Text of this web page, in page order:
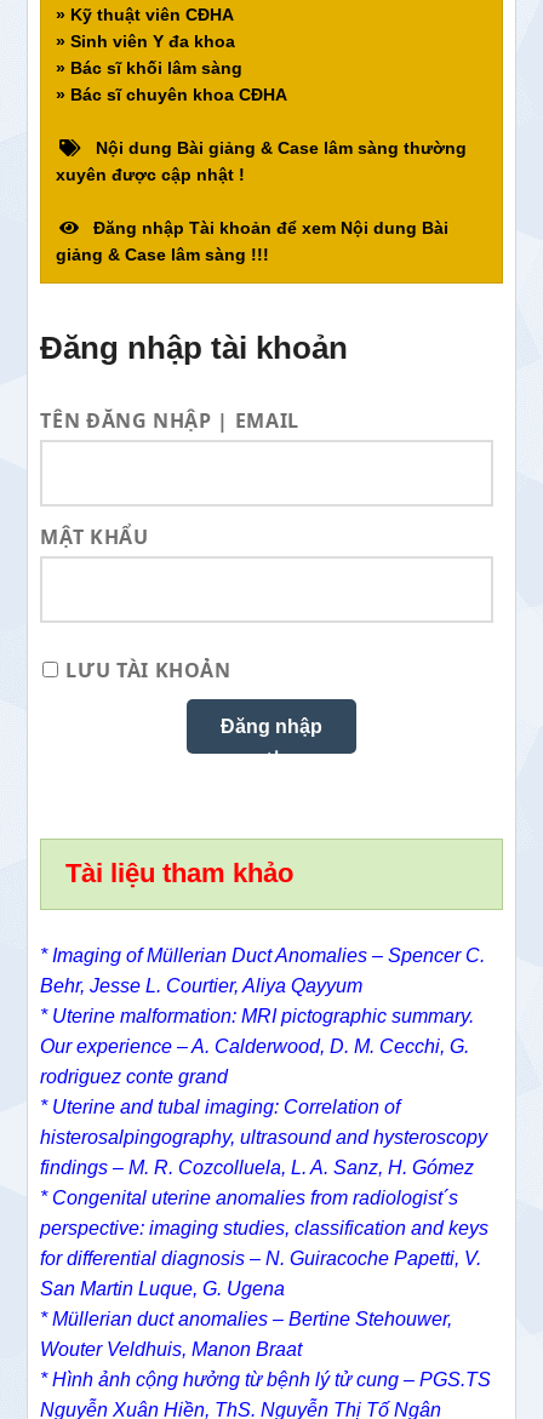
» Kỹ thuật viên CĐHA
» Sinh viên Y đa khoa
» Bác sĩ khối lâm sàng
» Bác sĩ chuyên khoa CĐHA
Nội dung Bài giảng & Case lâm sàng thường
xuyên được cập nhật !
Đăng nhập Tài khoản để xem Nội dung Bài
giảng & Case lâm sàng !!!
Đăng nhập tài khoản
TÊN ĐĂNG NHẬP | EMAIL
MẬT KHẨU
LƯU TÀI KHOẢN
Tài liệu tham khảo
* Imaging of Müllerian Duct Anomalies – Spencer C.
Behr, Jesse L. Courtier, Aliya Qayyum
* Uterine malformation: MRI pictographic summary.
Our experience – A. Calderwood, D. M. Cecchi, G.
rodriguez conte grand
* Uterine and tubal imaging: Correlation of
histerosalpingography, ultrasound and hysteroscopy
findings – M. R. Cozcolluela, L. A. Sanz, H. Gómez
* Congenital uterine anomalies from radiologist´s
perspective: imaging studies, classification and keys
for differential diagnosis – N. Guiracoche Papetti, V.
San Martin Luque, G. Ugena
* Müllerian duct anomalies – Bertine Stehouwer,
Wouter Veldhuis, Manon Braat
* Hình ảnh cộng hưởng từ bệnh lý tử cung – PGS.TS
Nguyễn Xuân Hiền, ThS. Nguyễn Thị Tố Ngân